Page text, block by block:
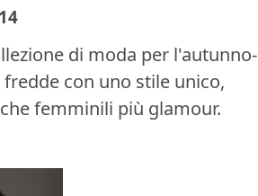
di moda per l'autunno-
con uno stile unico,
femminili più glamour.